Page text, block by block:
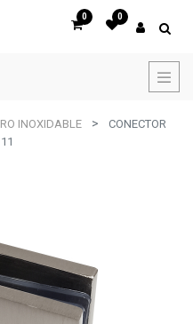
0 0
INOXIDABLE
CONECTOR